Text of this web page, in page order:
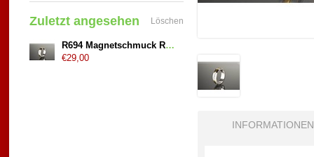
INFORMATIONEN
Zuletzt angesehen Löschen
R694 Magnetschmuck Ring teilweise vergoldet
€29,00